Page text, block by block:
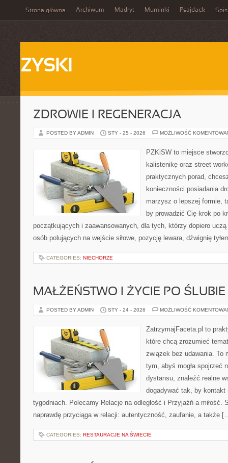
Strona główna Archiwum Madryt Muminki Psajdack Spis
ZYSKI
ZDROWIE I REGENERACJA
POSTED BY ADMIN STY - 25 - 2026 MOŻLIWOŚĆ
PZKiSW to miejsce
kalistenikę oraz street
praktycznych porad,
konieczności posiadania
marzysz o lepszej formie,
by prowadzić Cię krok po
początkujących i zaawansowanych, dla tych, którzy dopiero
osób polujących na wejście siłowe, pozycję lewara, dźwignię
CATEGORIES: NIECHORZE
MAŁŻEŃSTWO I ŻYCIE PO ŚLUBIE
POSTED BY ADMIN STY - 24 - 2026 MOŻLIWOŚĆ
ZatrzymajFaceta.pl to
które chcą zrozumieć
związek bez udawania. To
tym, abyś mogła spojrzeć
dystansu, znaleźć realne
dogadywać tak, by kontakt
tygodniach. Polecamy Relacje na odległość i Przyjaźń a miłość.
naprawdę przyciąga w relacji: autentyczność, zaufanie, a także
CATEGORIES: RESTAURACJE NA ŚWIECIE